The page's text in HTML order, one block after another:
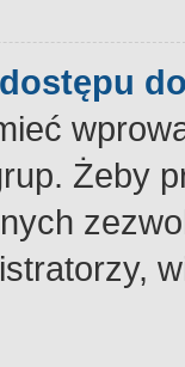
Żeby